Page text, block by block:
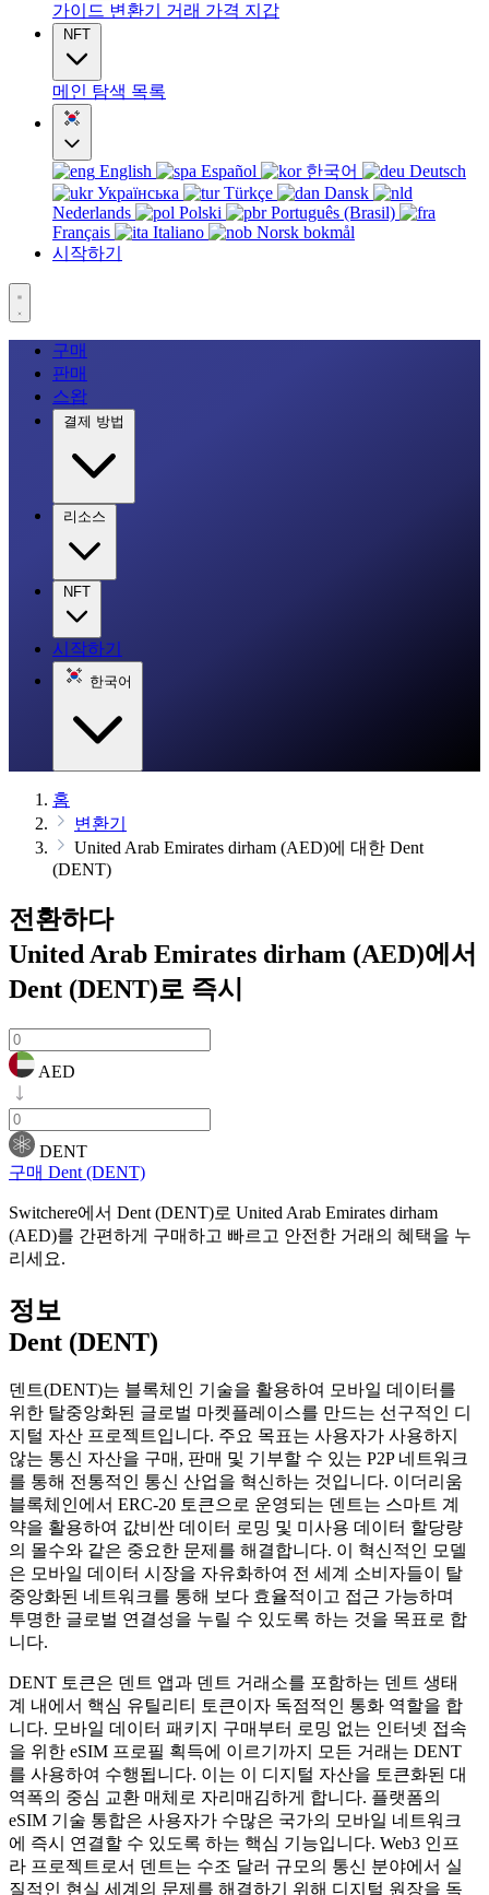
가이드 변환기 거래 가격 지갑
NFT
메인 탐색 목록
English Español 한국어
Deutsch
Українська
Türkçe
Dansk
Nederlands
Polski
Português (Brasil)
Français
Italiano
Norsk bokmål
시작하기
구매
판매
스왑
결제 방법
리소스
NFT
시작하기
한국어
홈
변환기
United Arab Emirates dirham (AED)에 대한 Dent
(DENT)
전환하다
United Arab Emirates dirham (AED)에서
Dent (DENT)로 즉시
AED
DENT
구매 Dent (DENT)
Switchere에서 Dent (DENT)로 United Arab Emirates dirham
(AED)를 간편하게 구매하고 빠르고 안전한 거래의 혜택을 누
리세요.
정보
Dent (DENT)
덴트(DENT)는 블록체인 기술을 활용하여 모바일 데이터를
위한 탈중앙화된 글로벌 마켓플레이스를 만드는 선구적인 디
지털 자산 프로젝트입니다. 주요 목표는 사용자가 사용하지
않는 통신 자산을 구매, 판매 및 기부할 수 있는 P2P 네트워크
를 통해 전통적인 통신 산업을 혁신하는 것입니다. 이더리움
블록체인에서 ERC-20 토큰으로 운영되는 덴트는 스마트 계
약을 활용하여 값비싼 데이터 로밍 및 미사용 데이터 할당량
의 몰수와 같은 중요한 문제를 해결합니다. 이 혁신적인 모델
은 모바일 데이터 시장을 자유화하여 전 세계 소비자들이 탈
중앙화된 네트워크를 통해 보다 효율적이고 접근 가능하며
투명한 글로벌 연결성을 누릴 수 있도록 하는 것을 목표로 합
니다.
DENT 토큰은 덴트 앱과 덴트 거래소를 포함하는 덴트 생태
계 내에서 핵심 유틸리티 토큰이자 독점적인 통화 역할을 합
니다. 모바일 데이터 패키지 구매부터 로밍 없는 인터넷 접속
을 위한 eSIM 프로필 획득에 이르기까지 모든 거래는 DENT
를 사용하여 수행됩니다. 이는 이 디지털 자산을 토큰화된 대
역폭의 중심 교환 매체로 자리매김하게 합니다. 플랫폼의
eSIM 기술 통합은 사용자가 수많은 국가의 모바일 네트워크
에 즉시 연결할 수 있도록 하는 핵심 기능입니다. Web3 인프
라 프로젝트로서 덴트는 수조 달러 규모의 통신 분야에서 실
질적인 현실 세계의 문제를 해결하기 위해 디지털 원장을 독